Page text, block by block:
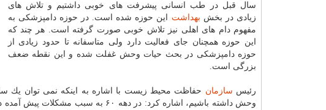
سال قبل در طب انسانی پیشرفت های خوبی داشتیم و تلاش های
زیادی در بخش بهداشت این حوزه شده است. در حوزه دامپزشكی به
مفهوم دام های اهلی نیز تلاش خوبی صورت گرفته است. هر چند كه
این حوزه همچنان جای فعالیت دارد ولی متاسفانه تا حدود زیادی از
حوزه دامپزشكی در بحث حیات وحش غفلت شده و این نقطه ضعف
بزرگی است.
رئیس سازمان حفاظت محیط زیست با اشاره به اینكه نمی توان یك